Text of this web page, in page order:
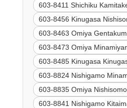
603-8411 Shichiku
603-8456 Kinugasa
603-8463 Omiya
603-8473 Omiya
603-8485 Kinugasa
603-8824 Nishigamo
603-8835 Omiya
603-8841 Nishigamo